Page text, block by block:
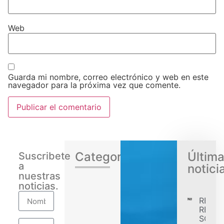
Web
Guarda mi nombre, correo electrónico y web en este
navegador para la próxima vez que comente.
Suscribete
a
nuestras
noticias.
Categorias